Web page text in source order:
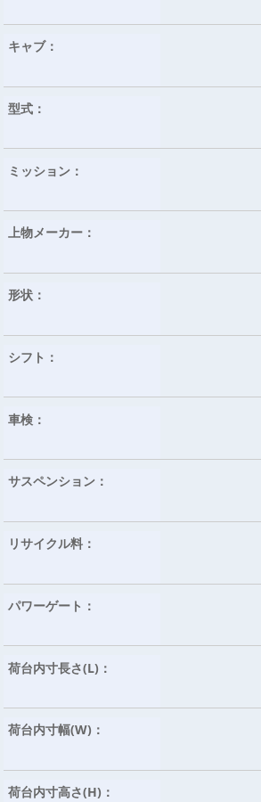
キャブ：
型式：
ミッション：
上物メーカー：
形状：
シフト：
車検：
サスペンション：
リサイクル料：
パワーゲート：
荷台内寸長さ(L)：
荷台内寸幅(W)：
荷台内寸高さ(H)：